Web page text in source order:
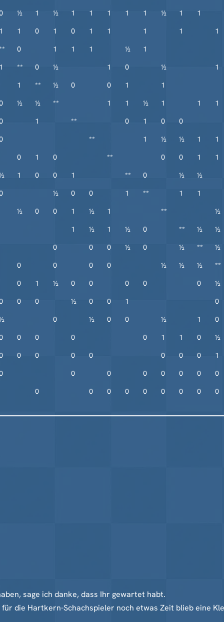
½ 1 ½ 1 1 1 1 1 ½ 1 1
1 1 0 1 0 1 1 1 1 1
0 1 1 1 ½ 1
1 ** 0 ½ 1 0 ½ 1
1 ** ½ 0 0 1 1
½ ½ ** 1 1 ½ 1 1 1
1 ** 0 1 0 0
** 1 ½ ½ 1 1
0 1 0 ** 0 0 1 1
1 0 0 1 ** 0 ½ ½
½ 0 0 1 ** 1 1
½ 0 0 1 ½ 1 ** ½
1 ½ 1 ½ 0 ** ½ ½
0 0 0 ½ 0 ½ ** ½
0 0 0 0 ½ ½ ½ **
0 1 ½ 0 0 0 0 0 ½
0 0 ½ 0 0 1 0
0 ½ 0 0 ½ 1 0
0 0 0 0 1 1 0 ½
0 0 0 0 0 0 0 1
0 0 0 0 0 0 0
0 0 0 0 0 0 0 0 0
sage ich danke, dass Ihr gewartet habt.
die Hartkern-Schachspieler noch etwas Zeit blieb eine